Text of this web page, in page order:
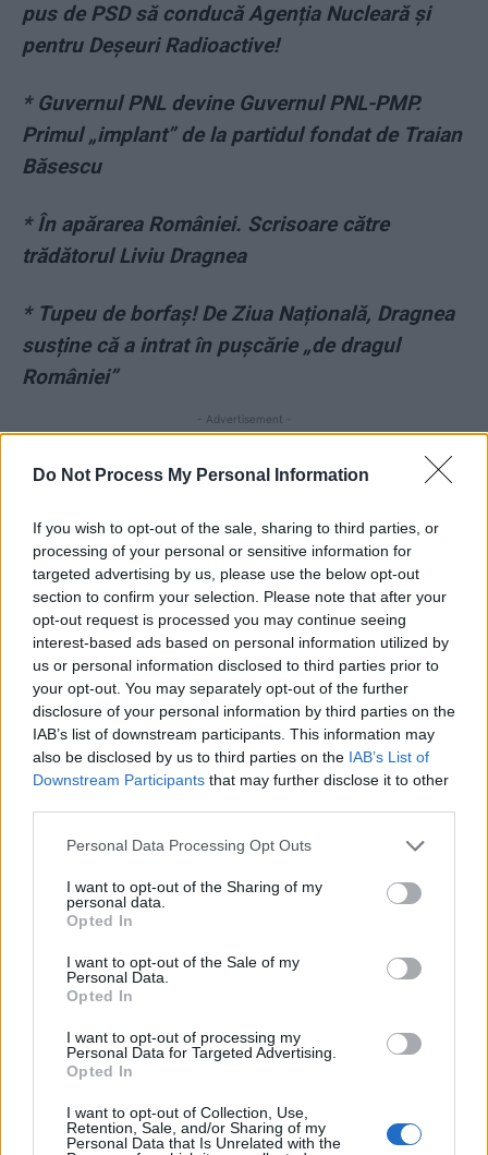
Do Not Process My Personal Information
If you wish to opt-out of the sale, sharing to third parties, or
processing of your personal or sensitive information for
targeted advertising by us, please use the below opt-out
section to confirm your selection. Please note that after your
opt-out request is processed you may continue seeing
interest-based ads based on personal information utilized by
us or personal information disclosed to third parties prior to
your opt-out. You may separately opt-out of the further
disclosure of your personal information by third parties on the
IAB’s list of downstream participants. This information may
also be disclosed by us to third parties on the IAB’s List of
Downstream Participants that may further disclose it to other
Personal Data Processing Opt Outs
I want to opt-out of the Sharing of my
personal data.
Opted In
I want to opt-out of the Sale of my
Personal Data.
Opted In
I want to opt-out of processing my
Personal Data for Targeted Advertising.
Opted In
I want to opt-out of Collection, Use,
Retention, Sale, and/or Sharing of my
Personal Data that Is Unrelated with the
pus de PSD să conducă Agenția Nucleară și
pentru Deșeuri Radioactive!
* Guvernul PNL devine Guvernul PNL-PMP.
Primul „implant” de la partidul fondat de Traian
Băsescu
*În apărarea României. Scrisoare către
trădătorul Liviu Dragnea
* Tupeu de borfaș! De Ziua Națională, Dragnea
susține că a intrat în pușcărie „de dragul
României”
- Advertisement -
TAGS Club Colectiv Dosar Colectiv
incendiu
Nicolae Banicioiu
sistem de sanatate
Articolul precedent
Șantaj murdar al UDMR: Dacă
locale în două tururi, votăm
moțiunea de cenzură a PSD!
Articolul următor
„PROASTĂ, DAR CINSTITĂ”.
campanie, milioane de euro!
L-a folosit ca intermediar pe
admin